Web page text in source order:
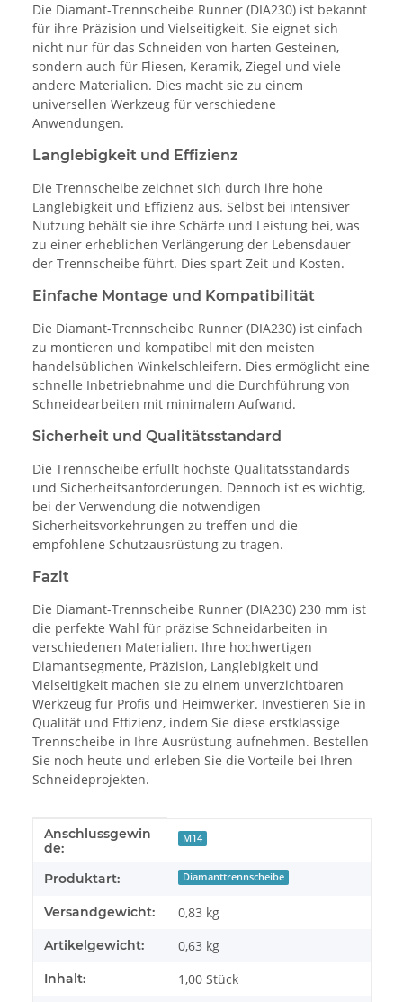
Die Diamant-Trennscheibe Runner (DIA230) ist bekannt
für ihre Präzision und Vielseitigkeit. Sie eignet sich
nicht nur für das Schneiden von harten Gesteinen,
sondern auch für Fliesen, Keramik, Ziegel und viele
andere Materialien. Dies macht sie zu einem
universellen Werkzeug für verschiedene
Anwendungen.
Langlebigkeit und Effizienz
Die Trennscheibe zeichnet sich durch ihre hohe
Langlebigkeit und Effizienz aus. Selbst bei intensiver
Nutzung behält sie ihre Schärfe und Leistung bei, was
zu einer erheblichen Verlängerung der Lebensdauer
der Trennscheibe führt. Dies spart Zeit und Kosten.
Einfache Montage und Kompatibilität
Die Diamant-Trennscheibe Runner (DIA230) ist einfach
zu montieren und kompatibel mit den meisten
handelsüblichen Winkelschleifern. Dies ermöglicht eine
schnelle Inbetriebnahme und die Durchführung von
Schneidearbeiten mit minimalem Aufwand.
Sicherheit und Qualitätsstandard
Die Trennscheibe erfüllt höchste Qualitätsstandards
und Sicherheitsanforderungen. Dennoch ist es wichtig,
bei der Verwendung die notwendigen
Sicherheitsvorkehrungen zu treffen und die
empfohlene Schutzausrüstung zu tragen.
Fazit
Die Diamant-Trennscheibe Runner (DIA230) 230 mm ist
die perfekte Wahl für präzise Schneidarbeiten in
verschiedenen Materialien. Ihre hochwertigen
Diamantsegmente, Präzision, Langlebigkeit und
Vielseitigkeit machen sie zu einem unverzichtbaren
Werkzeug für Profis und Heimwerker. Investieren Sie in
Qualität und Effizienz, indem Sie diese erstklassige
Trennscheibe in Ihre Ausrüstung aufnehmen. Bestellen
Sie noch heute und erleben Sie die Vorteile bei Ihren
Schneideprojekten.
Produkteigenschaft
Wert
Anschlussgewin
de:
M14
Produktart: Diamanttrennscheibe
Versandgewicht: 0,83 kg
Artikelgewicht: 0,63 kg
Inhalt: 1,00 Stück